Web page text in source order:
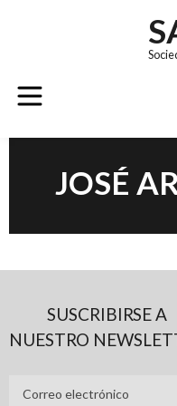
JOSÉ
SUSCRIBIRSE A
NUESTRO